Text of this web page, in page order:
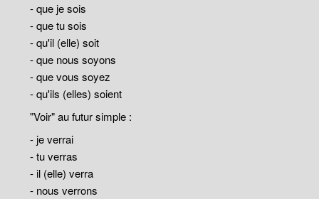
- que je sois
- que tu sois
- qu'il (elle) soit
- que nous soyons
- que vous soyez
- qu'ils (elles) soient
"Voir" au futur simple :
- je verrai
- tu verras
- il (elle) verra
- nous verrons